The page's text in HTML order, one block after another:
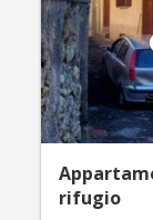
rifugio